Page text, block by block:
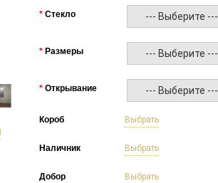
Стекло --- Выберите ---
Размеры --- Выберите ---
Открывание --- Выберите ---
Короб Выбрать
Наличник Выбрать
Добор Выбрать